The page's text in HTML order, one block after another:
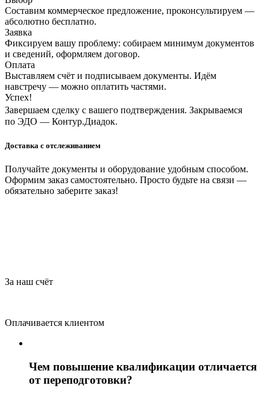
Составим коммерческое предложение, проконсультируем —
абсолютно бесплатно.
Заявка
Фиксируем вашу проблему: собираем минимум документов
и сведений, оформляем договор.
Оплата
Выставляем счёт и подписываем документы. Идём
навстречу — можно оплатить частями.
Успех!
Завершаем сделку с вашего подтверждения. Закрываемся
по ЭДО — Контур.Диадок.
Доставка с отслеживанием
Получайте документы и оборудование удобным способом.
Оформим заказ самостоятельно. Просто будьте на связи —
обязательно заберите заказ!
За наш счёт
Оплачивается клиентом
Чем повышение квалификации отличается
от переподготовки?